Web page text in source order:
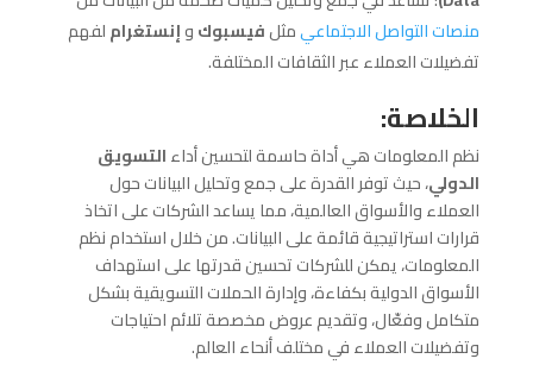
منصات التواصل الاجتماعيمثلفيسبوكوإنستغراملفهم
تفضيلات العملاء عبر الثقافات المختلفة.
الخلاصة:
نظم المعلومات هي أداة حاسمة لتحسين أداءالتسويق
الدولي، حيث توفر القدرة على جمع وتحليل البيانات حول
العملاء والأسواق العالمية، مما يساعد الشركات على اتخاذ
قرارات استراتيجية قائمة على البيانات. من خلال استخدام نظم
المعلومات، يمكن للشركات تحسين قدرتها على استهداف
الأسواق الدولية بكفاءة، وإدارة الحملات التسويقية بشكل
متكامل وفعّال، وتقديم عروض مخصصة تلائم احتياجات
وتفضيلات العملاء في مختلف أنحاء العالم.